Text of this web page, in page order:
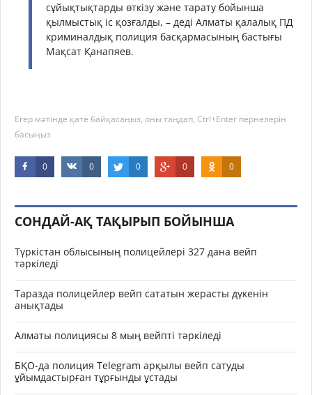
сұйықтықтарды өткізу және тарату бойынша
қылмыстық іс қозғалды, – деді Алматы қалалық ПД
криминалдық полиция басқармасының бастығы
Мақсат Қанапяев.
Егер мәтінде қате байқасаңыз, оны таңдап, Ctrl+Enter пернелерін
басыңыз
0 0 0 0 0
СОНДАЙ-АҚ ТАҚЫРЫП БОЙЫНША
Түркістан облысының полицейлері 327 дана вейп
тәркіледі
Таразда полицейлер вейп сататын жерасты дүкенін
анықтады
Алматы полициясы 8 мың вейпті тәркіледі
БҚО-да полиция Telegram арқылы вейп сатуды
ұйымдастырған тұрғынды ұстады